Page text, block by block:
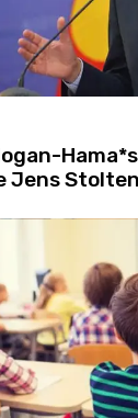
Jens